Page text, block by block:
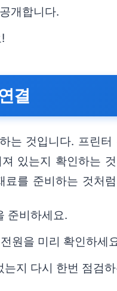
개합니다.
결
는 것입니다. 프린
있는지 확인하는
를 준비하는 것처
준비하세요.
원을 미리 확인하세
지 다시 한번 점검